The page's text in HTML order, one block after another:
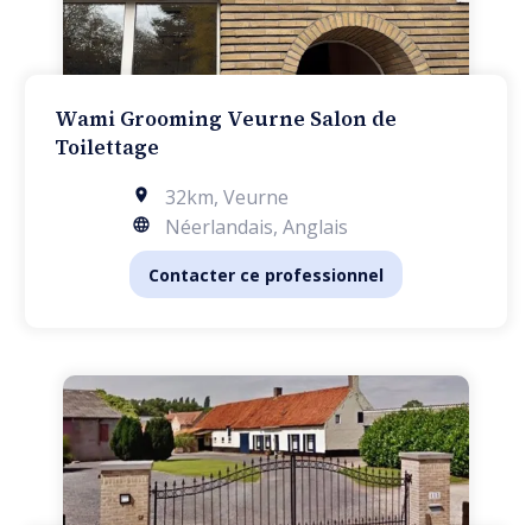
Wami Grooming Veurne Salon de
Toilettage
32km, Veurne
Néerlandais, Anglais
Contacter ce professionnel